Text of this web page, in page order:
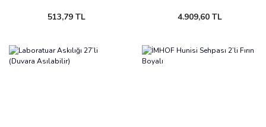
513,79 TL 4.909,60 TL